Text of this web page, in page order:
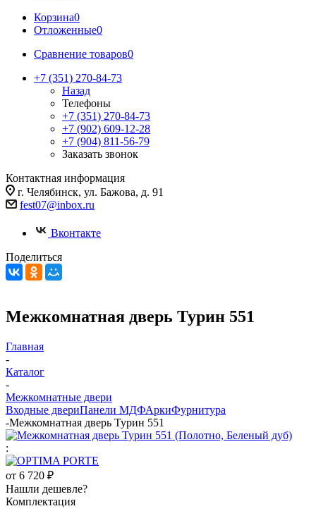
Корзина0
Отложенные0
Сравнение товаров0
+7 (351) 270-84-73
Назад
Телефоны
+7 (351) 270-84-73
+7 (902) 609-12-28
+7 (904) 811-56-79
Заказать звонок
Контактная информация
г. Челябинск, ул. Бажова, д. 91
fest07@inbox.ru
Вконтакте
Поделиться
Межкомнатная дверь Турин 551
Главная
-
Каталог
-
Межкомнатные двери
Входные двериПанели МДФАркиФурнитура
-Межкомнатная дверь Турин 551
:
от 6 720 ₽
Нашли дешевле?
Комплектация